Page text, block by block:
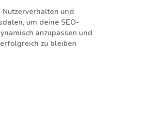
Nutzerverhalten und
um deine SEO-
anzupassen und
zu bleiben